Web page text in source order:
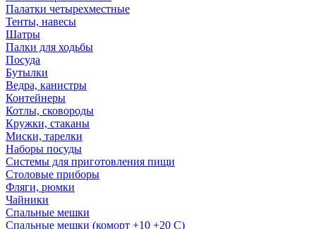
Палатки четырехместные
Тенты, навесы
Шатры
Палки для ходьбы
Посуда
Бутылки
Ведра, канистры
Контейнеры
Котлы, сковороды
Кружки, стаканы
Миски, тарелки
Наборы посуды
Системы для приготовления пищи
Столовые приборы
Фляги, рюмки
Чайники
Спальные мешки
Спальные мешки (коморт +10 +20 С)